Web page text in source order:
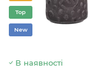
Top
New
В наявності